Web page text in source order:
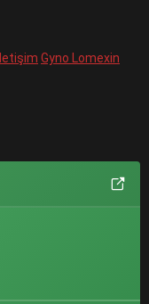
İletişim Gyno Lomexin